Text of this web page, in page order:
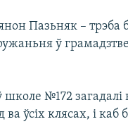
Пазьняк – трэба
ў
№172 загадалі
ўсіх клясах, і каб